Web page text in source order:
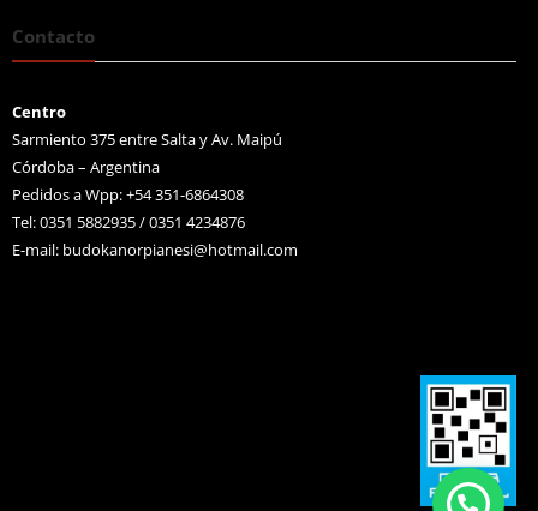
Contacto
Centro
Sarmiento 375 entre Salta y Av. Maipú
Córdoba – Argentina
Pedidos a Wpp: +54 351-6864308
Tel: 0351 5882935 / 0351 4234876
E-mail: budokanorpianesi@hotmail.com